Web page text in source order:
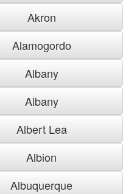
Akron
Alamogordo
Albany
Albany
Albert Lea
Albion
Albuquerque